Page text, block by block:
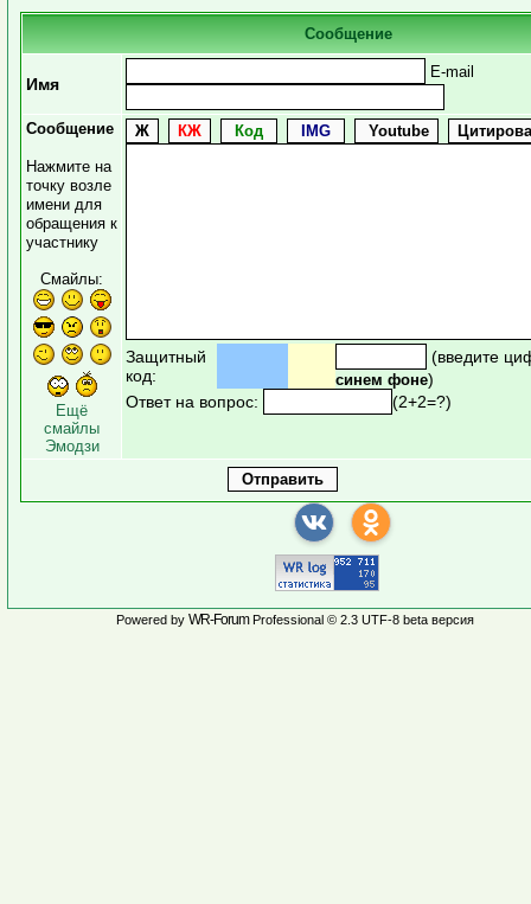
Сообщение
Имя
E-mail
Сообщение
Нажмите на
точку возле
имени для
обращения к
участнику
Смайлы:
Ещё
смайлы
Эмодзи
Защитный
код:
(введите
синем фоне)
Ответ на вопрос:
(2+2=?)
Powered by WR-ForumProfessional © 2.3 UTF-8 beta версия